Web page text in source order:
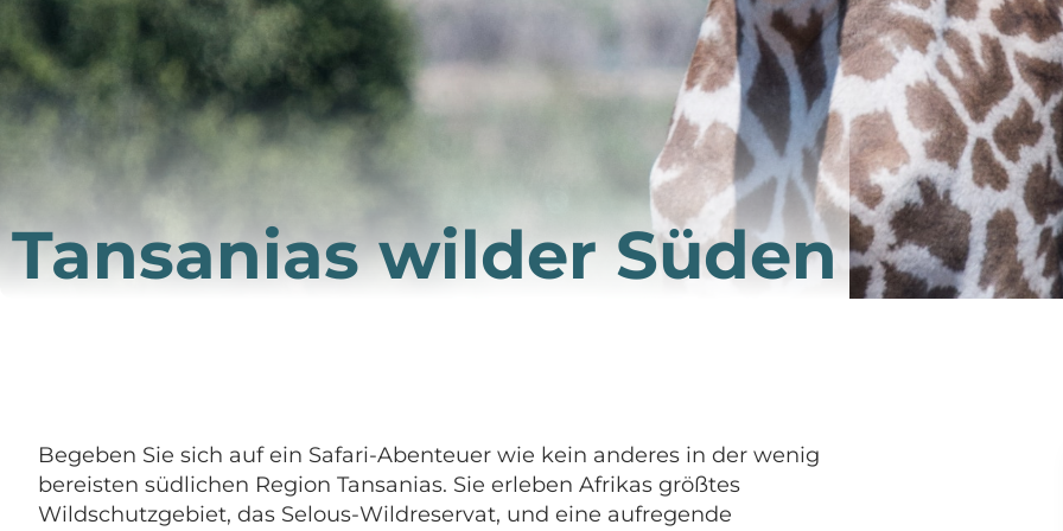
Tansanias wilder Süden
Begeben Sie sich auf ein Safari-Abenteuer wie kein anderes in der wenig
bereisten südlichen Region Tansanias. Sie erleben Afrikas größtes
Wildschutzgebiet, das Selous-Wildreservat, und eine aufregende